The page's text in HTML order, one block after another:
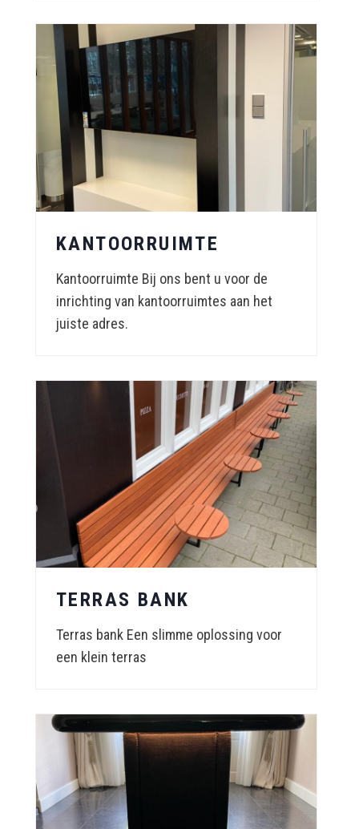
KANTOORRUIMTE
Kantoorruimte Bij ons bent u voor de
inrichting van kantoorruimtes aan het
juiste adres.
TERRAS BANK
Terras bank Een slimme oplossing voor
een klein terras